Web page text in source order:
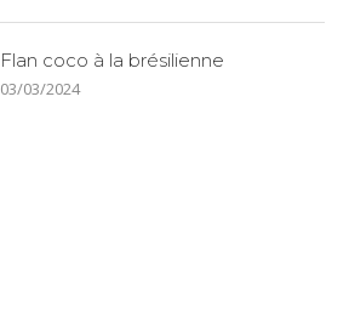
Flan coco à la brésilienne
03/03/2024